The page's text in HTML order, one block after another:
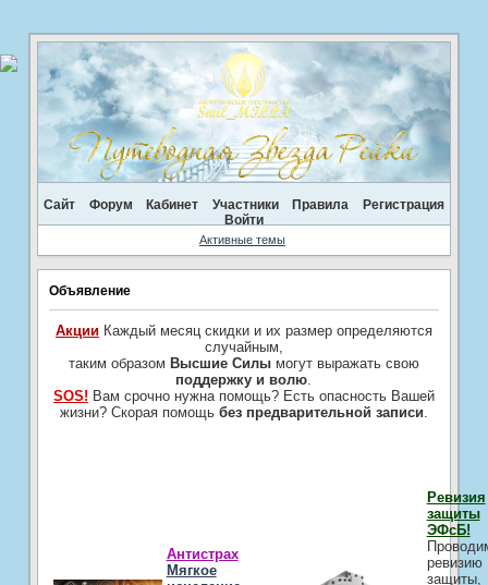
Сайт Форум Кабинет Участники Правила
Регистрация
Войти
Активные темы
Объявление
АкцииКаждый месяц скидки и их размер определяются
случайным,
таким образом Высшие Силымогут выражать свою
поддержку и волю
SOS! Вам срочно нужна помощь? Есть опасность Вашей
жизни? Скорая помощь без предварительной записи
Антистрах
Мягкое
Ревизия
защиты
ЭФсБ!
ревизию
защиты,